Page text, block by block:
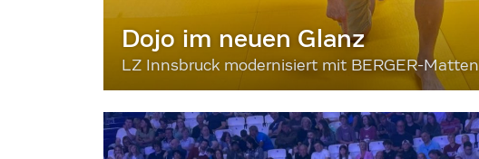
Dojo im neuen Glanz
LZ Innsbruck modernisiert mit BERGER-Matten